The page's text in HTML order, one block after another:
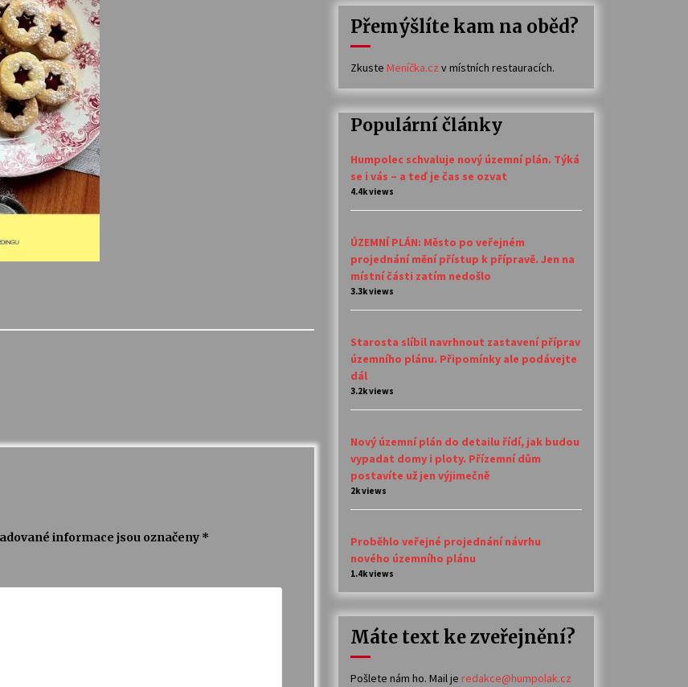
informace jsou označeny *
Přemýšlíte kam na oběd?
Zkuste Meníčka.cz v místních restauracích.
Populární články
Humpolec schvaluje nový územní plán. Týká
se i vás – a teď je čas se ozvat
4.4k views
ÚZEMNÍ PLÁN: Město po veřejném
projednání mění přístup k přípravě. Jen na
místní části zatím nedošlo
3.3k views
Starosta slíbil navrhnout zastavení příprav
územního plánu. Připomínky ale podávejte
dál
3.2k views
Nový územní plán do detailu řídí, jak budou
vypadat domy i ploty. Přízemní dům
postavíte už jen výjimečně
2k views
Proběhlo veřejné projednání návrhu
nového územního plánu
1.4k views
Máte text ke zveřejnění?
Pošlete nám ho. Mail je redakce@humpolak.cz